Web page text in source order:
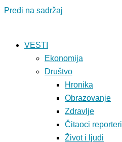
Pređi na sadržaj
VESTI
Ekonomija
Društvo
Hronika
Obrazovanje
Zdravlje
Čitaoci reporteri
Život i ljudi